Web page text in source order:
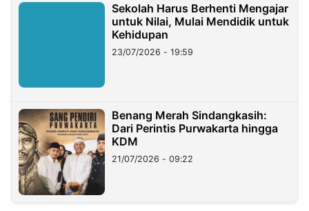
Sekolah Harus Berhenti Mengajar
untuk Nilai, Mulai Mendidik untuk
Kehidupan
23/07/2026 - 19:59
Benang Merah Sindangkasih:
Dari Perintis Purwakarta hingga
KDM
21/07/2026 - 09:22